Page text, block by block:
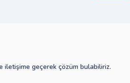
iletişime geçerek çözüm bulabiliriz.